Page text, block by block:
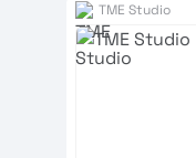
TME Studio